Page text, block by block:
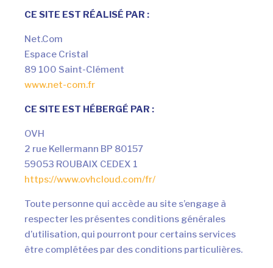
CE SITE EST RÉALISÉ PAR :
Net.Com
Espace Cristal
89 100 Saint-Clément
www.net-com.fr
CE SITE EST HÉBERGÉ PAR :
OVH
2 rue Kellermann BP 80157
59053 ROUBAIX CEDEX 1
https://www.ovhcloud.com/fr/
Toute personne qui accède au site s’engage à
respecter les présentes conditions générales
d’utilisation, qui pourront pour certains services
être complétées par des conditions particulières.